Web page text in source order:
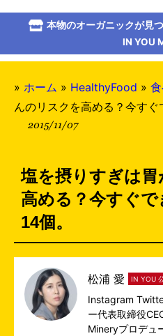
本物のオーガニックが見
IN YOU
» ホーム » HealthyFood »
んのリスクを高める？今すぐ
2015/11/07
塩を摂りすぎは
高める？今すぐ
14個。
松浦 愛 IN YOU
Instagram
ー代表取締役
Mineryプロデュ